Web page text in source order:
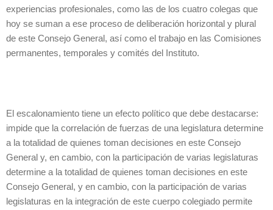
experiencias profesionales, como las de los cuatro colegas que
hoy se suman a ese proceso de deliberación horizontal y plural
de este Consejo General, así como el trabajo en las Comisiones
permanentes, temporales y comités del Instituto.
El escalonamiento tiene un efecto político que debe destacarse:
impide que la correlación de fuerzas de una legislatura determine
a la totalidad de quienes toman decisiones en este Consejo
General y, en cambio, con la participación de varias legislaturas
determine a la totalidad de quienes toman decisiones en este
Consejo General, y en cambio, con la participación de varias
legislaturas en la integración de este cuerpo colegiado permite